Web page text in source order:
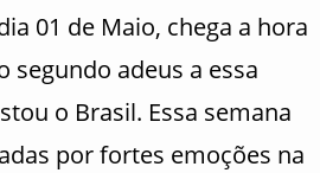
01 de Maio, chega a hora
segundo adeus a essa
o Brasil. Essa semana
por fortes emoções na